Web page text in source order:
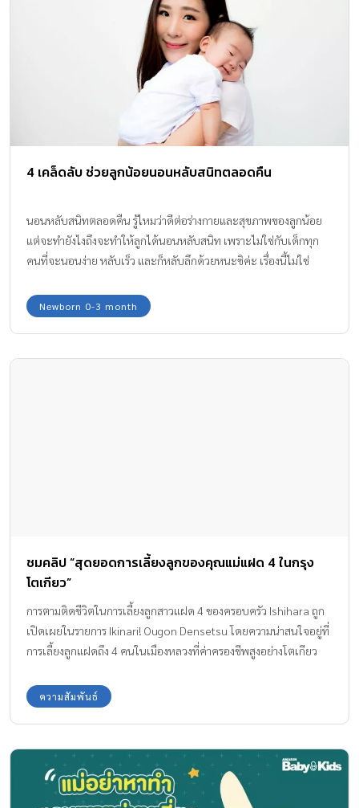
4 เคล็ดลับ ช่วยลูกน้อยนอนหลับสนิทตลอดคืน
นอนหลับสนิทตลอดคืน รู้ไหมว่าดีต่อร่างกายและสุขภาพของลูกน้อย
แต่จะทำยังไงถึงจะทำให้ลูกได้นอนหลับสนิท เพราะไม่ใช่กับเด็กทุก
คนที่จะนอนง่าย หลับเร็ว และก็หลับลึกด้วยหนะซิค่ะ เรื่องนี้ไม่ใช่
หลับที่ได้คุณภาพ คุณพ่อคุณแม่ต้องห้ามพลาดเคล็ดลับที่นำมาฝากกัน
นะคะ
Newborn 0-3 month
ชมคลิป “สุดยอดการเลี้ยงลูกของคุณแม่แฝด 4 ในกรุง
โตเกียว”
การตามติดชีวิตในการเลี้ยงลูกสาวแฝด 4 ของครอบครัว Ishihara ถูก
เปิดเผยในรายการ Ikinari! Ougon Densetsu โดยความน่าสนใจอยู่ที่
การเลี้ยงลูกแฝดถึง 4 คนในเมืองหลวงที่ค่าครองชีพสูงอย่างโตเกียว
ปี และคุณแม่ Ishihara Mai อายุ 21 เท่านั้น
ความสัมพันธ์